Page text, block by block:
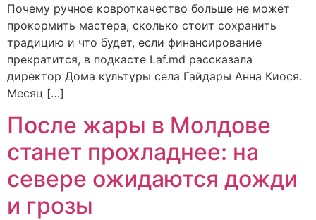
Почему ручное ковроткачество больше не может
прокормить мастера, сколько стоит сохранить
традицию и что будет, если финансирование
прекратится, в подкасте Laf.md рассказала
директор Дома культуры села Гайдары Анна Киося.
Месяц […]
После жары в Молдове
станет прохладнее: на
севере ожидаются дожди
и грозы